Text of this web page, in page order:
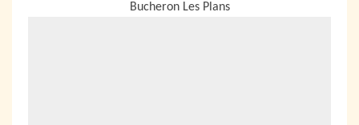
Bucheron Les Plans